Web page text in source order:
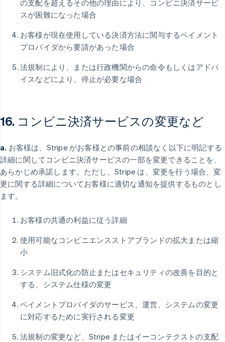
の支配を超えるその他の理由により、コンビニ決済サービ
スが困難になった場合
お客様が現在使用している決済方法に関与するペイメント
プロバイダから要請があった場合
法規制により、または行政機関からの命令もしくはアドバ
イスなどにより、停止が必要な場合
16. コンビニ決済サービスの変更など
a. お客様は、Stripe がお客様との事前の相談なく以下に明記する
詳細に関してコンビニ決済サービスの一部を変更できることを、
あらかじめ承諾します。ただし、Stripe は、変更を行う場合、変
更に関する詳細についてお客様に適切な通知を提供するものとし
ます。
お客様の共通の利益に従う詳細
使用可能なコンビニエンスストアブランドの拡大または縮
小
システム旧式化の防止またはセキュリティの改善を目的と
する、システム仕様の変更
ペイメントプロバイダのサービス、運営、システムの変更
に対応するために実行される変更
法規制の変更など、Stripe またはイーコンテクストの支配